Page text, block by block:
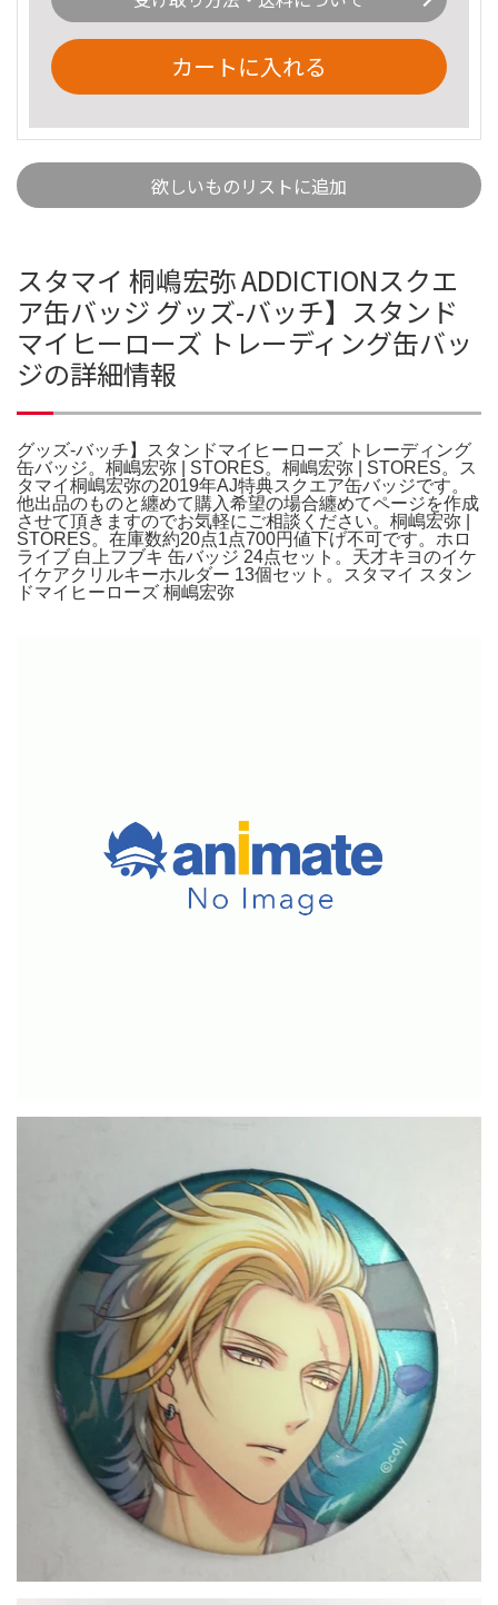
カートに入れる
欲しいものリストに追加
スタマイ 桐嶋宏弥 ADDICTIONスクエ
ア缶バッジ グッズ-バッチ】スタンド
マイヒーローズ トレーディング缶バッ
ジの詳細情報
グッズ-バッチ】スタンドマイヒーローズ トレーディング
缶バッジ。桐嶋宏弥 | STORES。桐嶋宏弥 | STORES。ス
タマイ桐嶋宏弥の2019年AJ特典スクエア缶バッジです。
他出品のものと纏めて購入希望の場合纏めてページを作成
させて頂きますのでお気軽にご相談ください。桐嶋宏弥 |
STORES。在庫数約20点1点700円値下げ不可です。ホロ
ライブ 白上フブキ 缶バッジ 24点セット。天才キヨのイケ
イケアクリルキーホルダー 13個セット。スタマイ スタン
ドマイヒーローズ 桐嶋宏弥